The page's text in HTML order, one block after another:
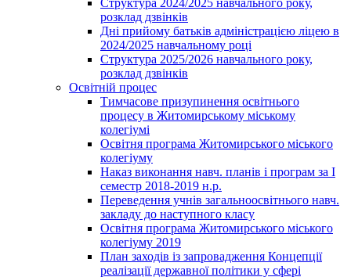
Структура 2024/2025 навчального року,
розклад дзвінків
Дні прийому батьків адміністрацією ліцею в
2024/2025 навчальному році
Структура 2025/2026 навчального року,
розклад дзвінків
Освітній процес
Тимчасове призупинення освітнього
процесу в Житомирському міському
колегіумі
Освітня програма Житомирського міського
колегіуму
Наказ виконання навч. планів і програм за І
семестр 2018-2019 н.р.
Переведення учнів загальноосвітнього навч.
закладу до наступного класу
Освітня програма Житомирського міського
колегіуму 2019
План заходів із запровадження Концепції
реалізації державної політики у сфері